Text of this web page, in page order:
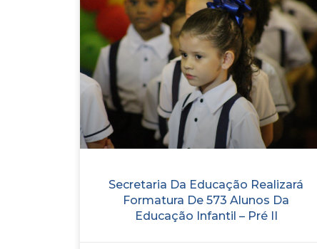
Secretaria Da Educação Realizará
Formatura De 573 Alunos Da
Educação Infantil – Pré II